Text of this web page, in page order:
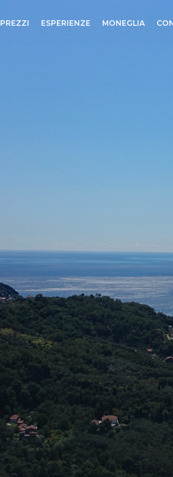
PREZZI ESPERIENZE MONEGLIA